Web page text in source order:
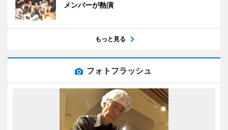
メンバーが熱演
もっと見る
フォトフラッシュ